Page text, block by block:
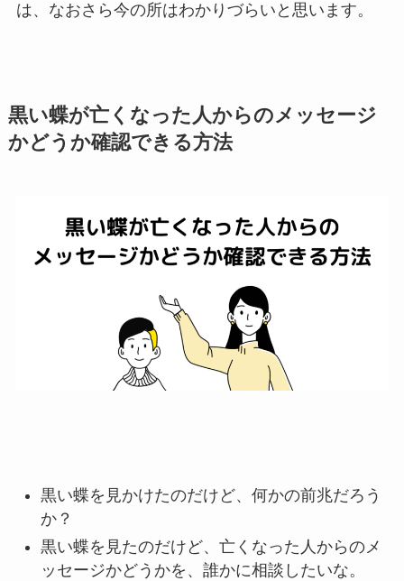
は、なおさら今の所はわかりづらいと思います。
黒い蝶が亡くなった人からのメッセージ
かどうか確認できる方法
黒い蝶を見かけたのだけど、何かの前兆だろう
か？
黒い蝶を見たのだけど、亡くなった人からのメ
ッセージかどうかを、誰かに相談したいな。